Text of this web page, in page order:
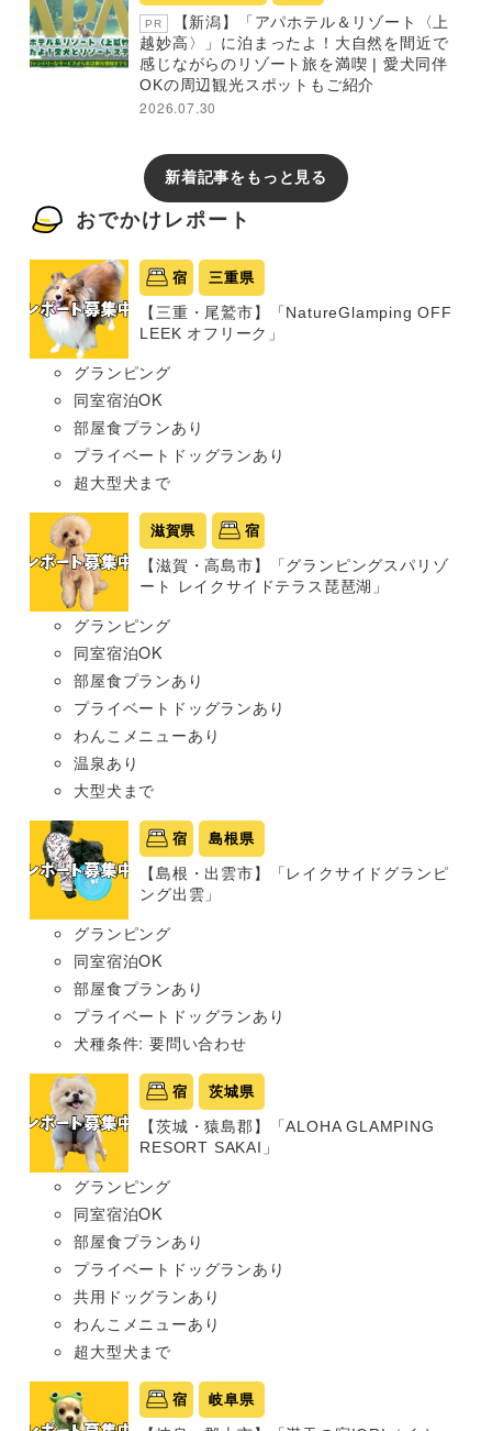
PR
【新潟】「アパホテル＆リゾート〈上
越妙高〉」に泊まったよ！大自然を間近で
感じながらのリゾート旅を満喫 | 愛犬同伴
OKの周辺観光スポットもご紹介
2026.07.30
新着記事をもっと見る
おでかけレポート
宿 三重県
【三重・尾鷲市】「NatureGlamping OFF
LEEK オフリーク」
グランピング
同室宿泊OK
部屋食プランあり
プライベートドッグランあり
超大型犬まで
滋賀県 宿
【滋賀・高島市】「グランピングスパリゾ
ート レイクサイドテラス琵琶湖」
グランピング
同室宿泊OK
部屋食プランあり
プライベートドッグランあり
わんこメニューあり
温泉あり
大型犬まで
宿 島根県
【島根・出雲市】「レイクサイドグランピ
ング出雲」
グランピング
同室宿泊OK
部屋食プランあり
プライベートドッグランあり
犬種条件: 要問い合わせ
宿 茨城県
【茨城・猿島郡】「ALOHA GLAMPING
RESORT SAKAI」
グランピング
同室宿泊OK
部屋食プランあり
プライベートドッグランあり
共用ドッグランあり
わんこメニューあり
超大型犬まで
宿 岐阜県